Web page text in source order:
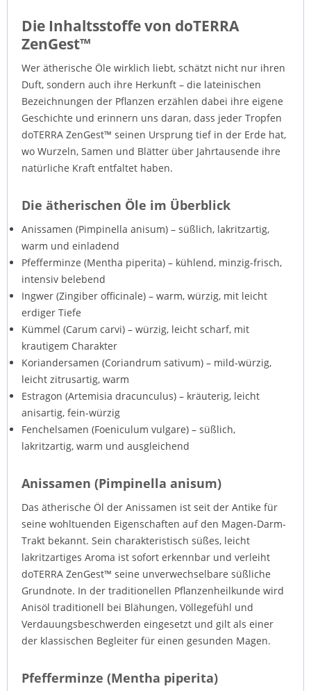
Die Inhaltsstoffe von doTERRA
ZenGest™
Wer ätherische Öle wirklich liebt, schätzt nicht nur ihren
Duft, sondern auch ihre Herkunft – die lateinischen
Bezeichnungen der Pflanzen erzählen dabei ihre eigene
Geschichte und erinnern uns daran, dass jeder Tropfen
doTERRA ZenGest™ seinen Ursprung tief in der Erde hat,
wo Wurzeln, Samen und Blätter über Jahrtausende ihre
natürliche Kraft entfaltet haben.
Die ätherischen Öle im Überblick
Anissamen (Pimpinella anisum) – süßlich, lakritzartig,
warm und einladend
Pfefferminze (Mentha piperita) – kühlend, minzig-frisch,
intensiv belebend
Ingwer (Zingiber officinale) – warm, würzig, mit leicht
erdiger Tiefe
Kümmel (Carum carvi) – würzig, leicht scharf, mit
krautigem Charakter
Koriandersamen (Coriandrum sativum) – mild-würzig,
leicht zitrusartig, warm
Estragon (Artemisia dracunculus) – kräuterig, leicht
anisartig, fein-würzig
Fenchelsamen (Foeniculum vulgare) – süßlich,
lakritzartig, warm und ausgleichend
Anissamen (Pimpinella anisum)
Das ätherische Öl der Anissamen ist seit der Antike für
seine wohltuenden Eigenschaften auf den Magen-Darm-
Trakt bekannt. Sein charakteristisch süßes, leicht
lakritzartiges Aroma ist sofort erkennbar und verleiht
doTERRA ZenGest™ seine unverwechselbare süßliche
Grundnote. In der traditionellen Pflanzenheilkunde wird
Anisöl traditionell bei Blähungen, Völlegefühl und
Verdauungsbeschwerden eingesetzt und gilt als einer
der klassischen Begleiter für einen gesunden Magen.
Pfefferminze (Mentha piperita)